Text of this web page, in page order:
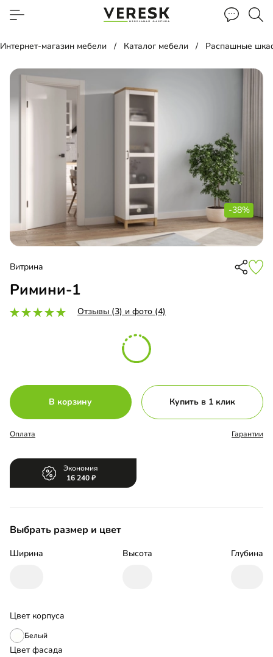
Интернет-магазин мебели Каталог мебели Распашные
-38%
Витрина
Римини-1
Отзывы (3) и фото (4)
В корзину Купить в 1 клик
Оплата Гарантии
Экономия
16 240
Выбрать размер и цвет
Ширина Высота Глубина
Цвет корпуса
Белый
Цвет фасада